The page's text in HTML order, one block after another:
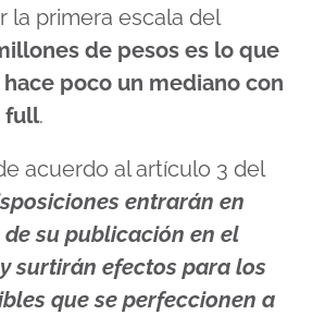
la primera escala del
de pesos es lo que
poco un mediano con
full.
acuerdo al artículo 3 del
entrarán en
su publicación en el
surtirán efectos para los
que se perfeccionen a